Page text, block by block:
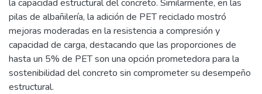
la capacidad estructural del concreto. Similarmente, en las
pilas de albañilería, la adición de PET reciclado mostró
mejoras moderadas en la resistencia a compresión y
capacidad de carga, destacando que las proporciones de
hasta un 5% de PET son una opción prometedora para la
sostenibilidad del concreto sin comprometer su desempeño
estructural.